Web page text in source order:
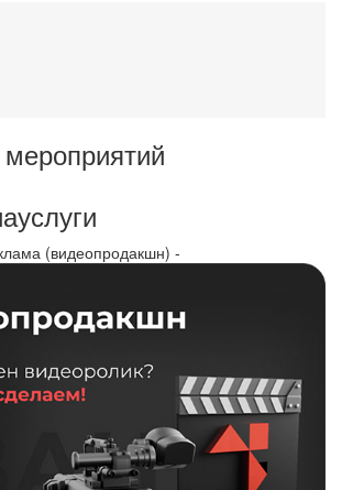
(видеопродакшн) -